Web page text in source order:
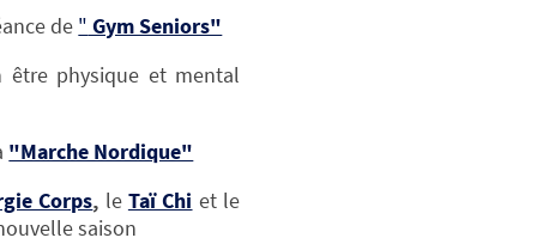
de " Gym Seniors"
physique et mental
"Marche Nordique"
Corps, le Taï Chi et le
saison